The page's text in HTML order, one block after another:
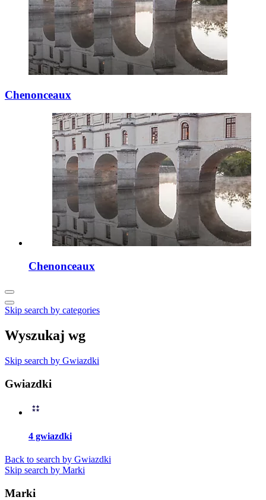
Chenonceaux
Chenonceaux
Skip search by categories
Wyszukaj wg
Skip search by Gwiazdki
Gwiazdki
4 gwiazdki
Back to search by Gwiazdki
Skip search by Marki
Marki